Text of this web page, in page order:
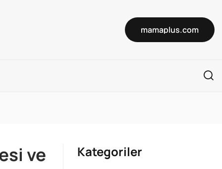
mamaplus.com
ve
Kategoriler